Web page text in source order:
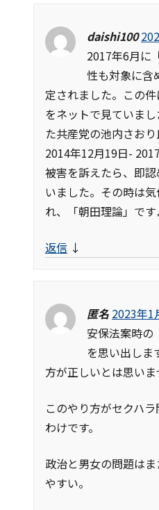
daishi100
2017年6月に
性も対象に含
定されました。この
をネットで見ていま
た共産党の池内さお
2014年12月19日-
被害を訴えたら、即
いました。その時は
れ、「朝田理論」です
返信 ↓
匿名 2023年1
安保法案時の
を思い出し
方が正しいとは思いま
このやり方がセクハ
わけです。
政治と男女の問題は
やすい。